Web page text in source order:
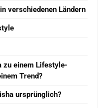
verschiedenen Ländern
zu einem Lifestyle-
Trend?
ursprünglich?